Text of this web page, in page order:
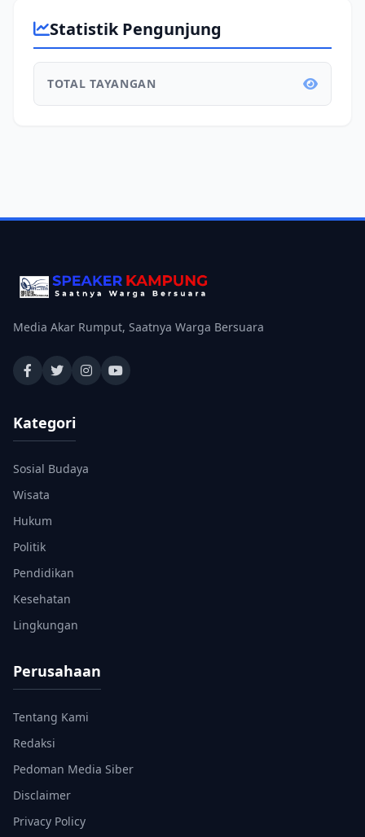
Statistik Pengunjung
TOTAL TAYANGAN
Media Akar Rumput, Saatnya Warga Bersuara
Kategori
Sosial Budaya
Wisata
Hukum
Politik
Pendidikan
Kesehatan
Lingkungan
Perusahaan
Tentang Kami
Redaksi
Pedoman Media Siber
Disclaimer
Privacy Policy